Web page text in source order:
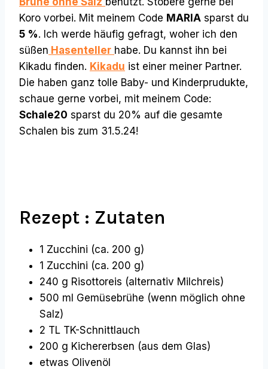
Koro vorbei. Mit meinem Code MARIA sparst du
5 %. Ich werde häufig gefragt, woher ich den
süßen Hasenteller habe. Du kannst ihn bei
Kikadu finden. Kikadu ist einer meiner Partner.
Die haben ganz tolle Baby- und Kinderprudukte,
schaue gerne vorbei, mit meinem Code:
Schale20 sparst du 20% auf die gesamte
Schalen bis zum 31.5.24!
Rezept : Zutaten
1 Zucchini (ca. 200 g)
1 Zucchini (ca. 200 g)
240 g Risottoreis (alternativ Milchreis)
500 ml Gemüsebrühe (wenn möglich ohne
Salz)
2 TL TK-Schnittlauch
200 g Kichererbsen (aus dem Glas)
etwas Olivenöl